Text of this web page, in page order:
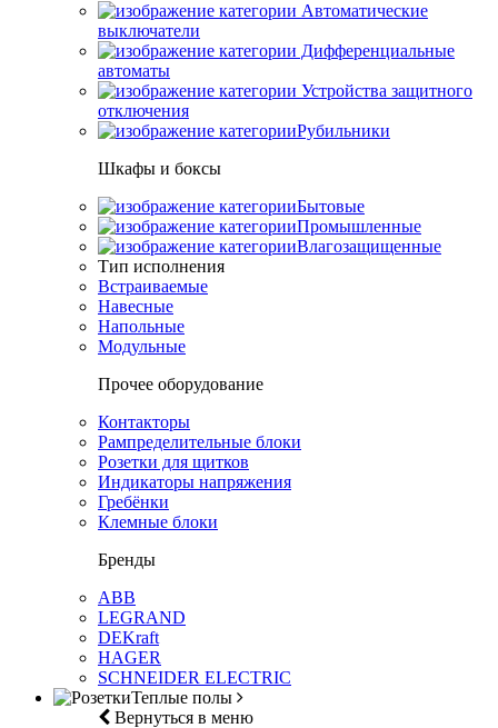
Автоматические
выключатели
Дифференциальные
автоматы
Устройства защитного
отключения
Рубильники
Шкафы и боксы
Бытовые
Промышленные
Влагозащищенные
Тип исполнения
Встраиваемые
Навесные
Напольные
Модульные
Прочее оборудование
Контакторы
Рампределительные блоки
Розетки для щитков
Индикаторы напряжения
Гребёнки
Клемные блоки
Бренды
ABB
LEGRAND
DEKraft
HAGER
SCHNEIDER ELECTRIC
Теплые полы
Вернуться в меню